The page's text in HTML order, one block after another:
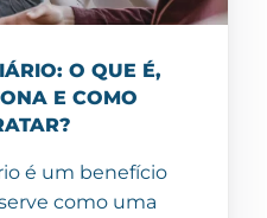
O QUE É,
E COMO
é um benefício
como uma